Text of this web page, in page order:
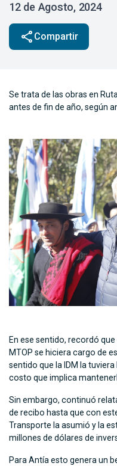
12 de Agosto, 2024
share Compartir
Se trata de las obras en
antes de fin de año, según
En ese sentido, recordó
MTOP se hiciera cargo de
sentido que la IDM la
costo que implica
Sin embargo, continuó
de recibo hasta que con
Transporte la asumió y la
millones de dólares de
Para Antía esto genera un